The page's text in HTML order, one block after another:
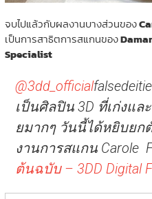
จบไปแล้วกับผลงานบางส่วนของ
เป็นการสาธิตการสแกนของ
Specialist
@3dd_official
เป็นศิลปิน 3D ที่เก่งแ
ยมากๆ วันนี้ได้หยิบยก
งานการสแกน Carole
ต้นฉบับ – 3DD Digital